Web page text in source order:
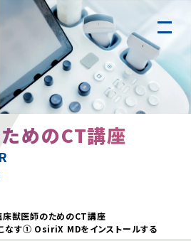
て
ミナー
めのCT講座
床獣医師のためのCT講座
す① OsiriX MDをインストールする